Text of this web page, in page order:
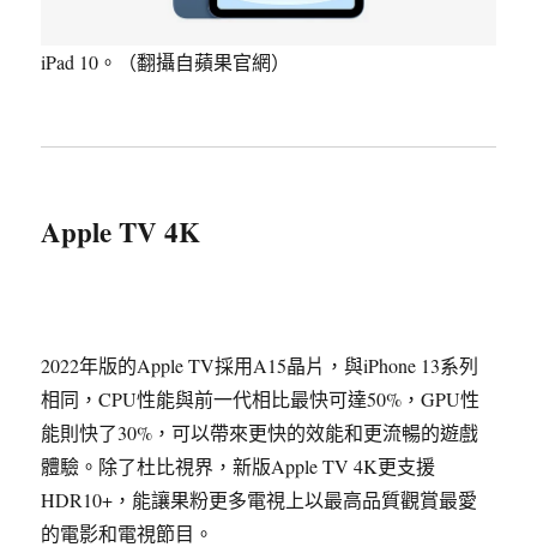
iPad 10。（翻攝自蘋果官網）
Apple TV 4K
2022年版的Apple TV採用A15晶片，與iPhone 13系列
相同，CPU性能與前一代相比最快可達50%，GPU性
能則快了30%，可以帶來更快的效能和更流暢的遊戲
體驗。除了杜比視界，新版Apple TV 4K更支援
HDR10+，能讓果粉更多電視上以最高品質觀賞最愛
的電影和電視節目。